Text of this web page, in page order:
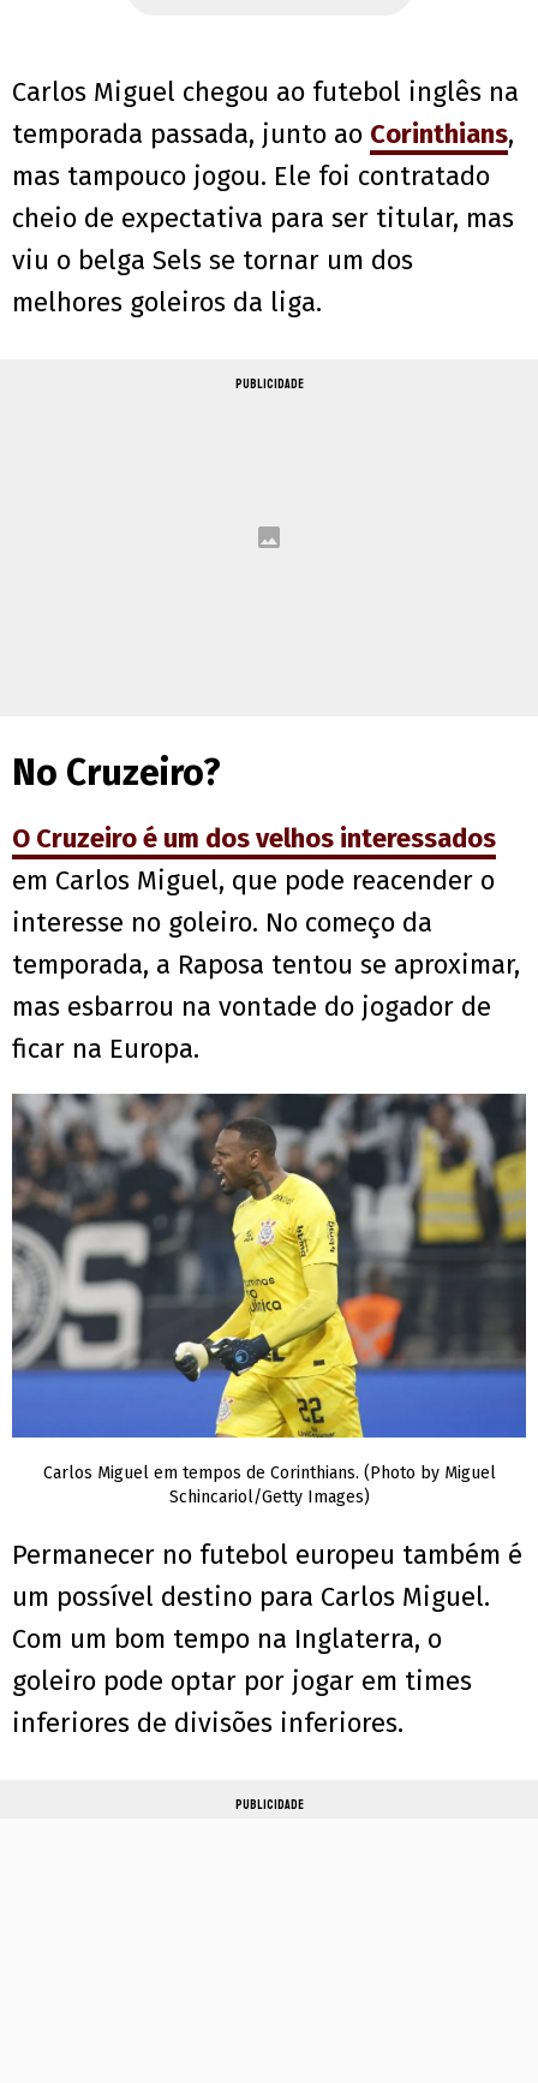
Carlos Miguel chegou ao futebol inglês na
temporada passada, junto ao Corinthians,
mas tampouco jogou. Ele foi contratado
cheio de expectativa para ser titular, mas
viu o belga Sels se tornar um dos
melhores goleiros da liga.
PUBLICIDADE
No Cruzeiro?
O Cruzeiro é um dos velhos interessados
em Carlos Miguel, que pode reacender o
interesse no goleiro. No começo da
temporada, a Raposa tentou se aproximar,
mas esbarrou na vontade do jogador de
ficar na Europa.
Carlos Miguel em tempos de Corinthians. (Photo by Miguel
Schincariol/Getty Images)
Permanecer no futebol europeu também é
um possível destino para Carlos Miguel.
Com um bom tempo na Inglaterra, o
goleiro pode optar por jogar em times
inferiores de divisões inferiores.
PUBLICIDADE